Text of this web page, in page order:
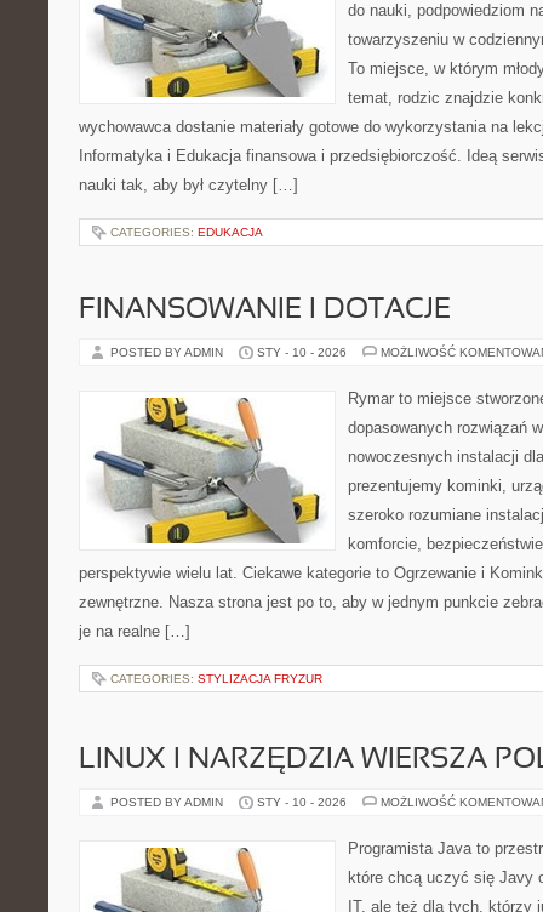
do nauki, podpowiedziom
towarzyszeniu w
To miejsce, w którym
temat, rodzic znajdzie
wychowawca dostanie materiały gotowe do wykorzystania na
Informatyka i Edukacja finansowa i przedsiębiorczość. Ideą
nauki tak, aby był czytelny […]
CATEGORIES: EDUKACJA
FINANSOWANIE I DOTACJE
POSTED BY ADMIN STY - 10 - 2026 MOŻLIWOŚĆ
Rymar to miejsce
dopasowanych rozwiązań
nowoczesnych instalacji
prezentujemy kominki,
szeroko rozumiane
komforcie,
perspektywie wielu lat. Ciekawe kategorie to Ogrzewanie i
zewnętrzne. Nasza strona jest po to, aby w jednym punkcie
je na realne […]
CATEGORIES: STYLIZACJA FRYZUR
LINUX I NARZĘDZIA WIERSZA
POSTED BY ADMIN STY - 10 - 2026 MOŻLIWOŚĆ
Programista Java to
które chcą uczyć się Javy
IT, ale też dla tych, którzy